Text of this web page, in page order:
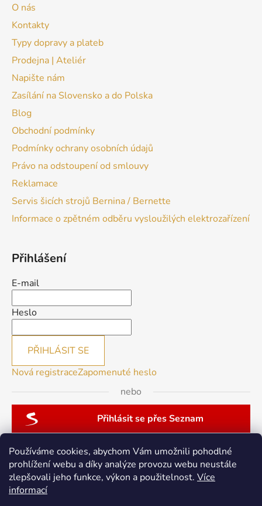
Používáme cookies, abychom Vám umožnili pohodlné
prohlížení webu a díky analýze provozu webu neustále
zlepšovali jeho funkce, výkon a použitelnost. Více
informací
O nás
Kontakty
Typy dopravy a plateb
Prodejna | Ateliér
Napište nám
Zasílání na Slovensko a do Polska
Blog
Obchodní podmínky
Podmínky ochrany osobních údajů
Právo na odstoupení od smlouvy
Reklamace
Servis šicích strojů Bernina / Bernette
Informace o zpětném odběru vysloužilých elektrozařízení
Přihlášení
E-mail
Heslo
PŘIHLÁSIT SE
Nová registraceZapomenuté heslo
nebo
Přihlásit se přes Seznam
patchwork-aja.cz